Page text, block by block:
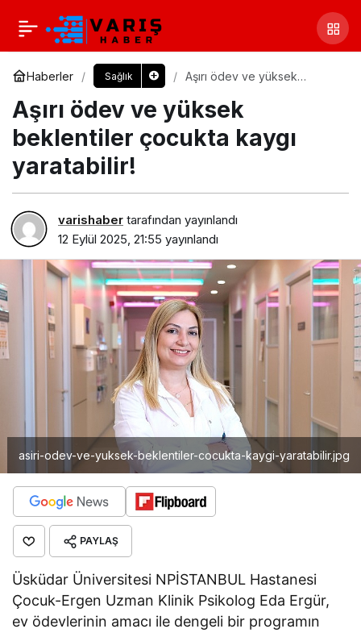
Haberler Sağlık
Aşırı ödev ve yüksek
yaratabilir!
Aşırı ödev ve yüksek
beklentiler çocukta kaygı
yaratabilir!
varishaber tarafından yayınlandı
12 Eylül 2025, 21:55 yayınlandı
asiri-odev-ve-yuksek-beklentiler-cocukta-kaygi-yaratabilir.jpg
PAYLAŞ
Üsküdar Üniversitesi NPİSTANBUL Hastanesi
Çocuk-Ergen Uzman Klinik Psikolog Eda Ergür,
ev ödevlerinin amacı ile dengeli bir programın